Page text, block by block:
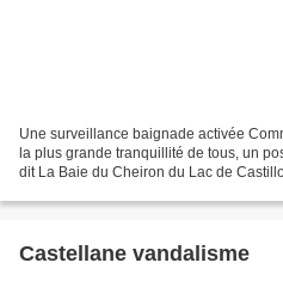
Une surveillance baignade activée
la plus grande tranquillité de tous, un
dit La Baie du Cheiron du Lac de
Castellane vandalisme